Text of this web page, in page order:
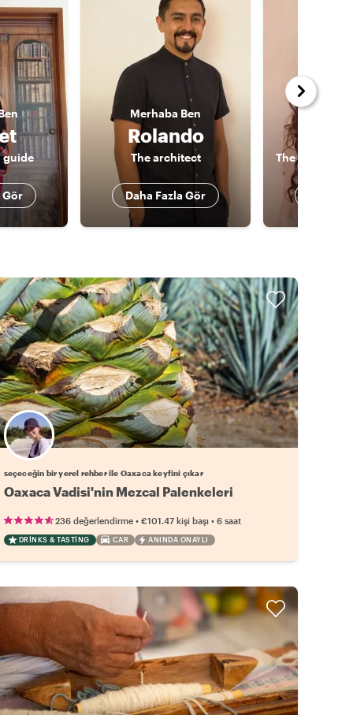
guide
Gör
Merhaba Ben
Rolando
The architect
Daha Fazla Gör
Favori yerel rehberini seç
seçeceğin bir yerel rehber ile Oaxaca keyfini çıkar
Oaxaca Vadisi'nin Mezcal Palenkeleri
236 değerlendirme• €101.47 kişi başı• 6 saat
DRINKS & TASTING CAR ANINDA ONAYLI